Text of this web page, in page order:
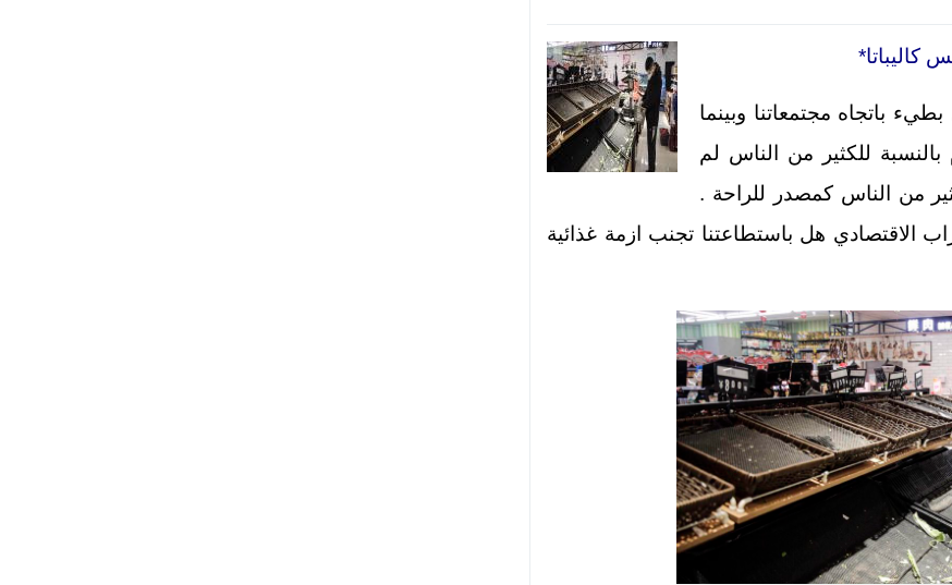
كاليباتا*
باتجاه مجتمعاتنا وبينما
للكثير من الناس لم
من الناس كمصدر للراحة .
الاقتصادي هل باستطاعتنا تجنب ازمة غذائية